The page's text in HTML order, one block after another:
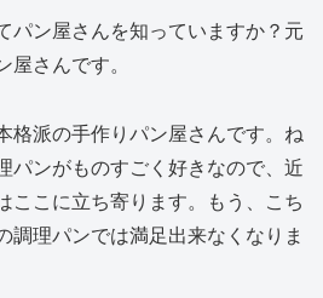
パン屋さんを知っていますか？元
さんです。
格派の手作りパン屋さんです。ね
パンがものすごく好きなので、近
ここに立ち寄ります。もう、こち
調理パンでは満足出来なくなりま